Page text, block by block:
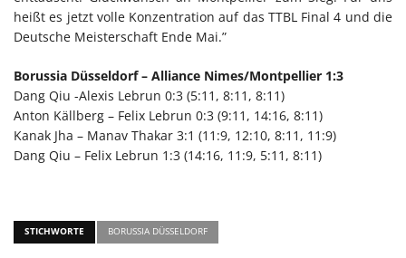
heißt es jetzt volle Konzentration auf das TTBL Final 4 und die
Deutsche Meisterschaft Ende Mai.”
Borussia Düsseldorf – Alliance Nimes/Montpellier 1:3
Dang Qiu -Alexis Lebrun 0:3 (5:11, 8:11, 8:11)
Anton Källberg – Felix Lebrun 0:3 (9:11, 14:16, 8:11)
Kanak Jha – Manav Thakar 3:1 (11:9, 12:10, 8:11, 11:9)
Dang Qiu – Felix Lebrun 1:3 (14:16, 11:9, 5:11, 8:11)
STICHWORTE BORUSSIA DÜSSELDORF